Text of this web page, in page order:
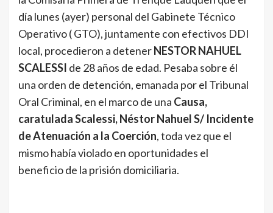
día lunes (ayer) personal del Gabinete Técnico
Operativo ( GTO), juntamente con efectivos DDI
local, procedieron a detenerNESTOR NAHUEL
SCALESSI de 28 años de edad. Pesaba sobre él
una orden de detención, emanada por el Tribunal
Oral Criminal, en el marco de una Causa,
caratulada Scalessi, Néstor Nahuel S/ Incidente
de Atenuación a la Coerción, toda vez que el
mismo había violado en oportunidades el
beneficio de la prisión domiciliaria.